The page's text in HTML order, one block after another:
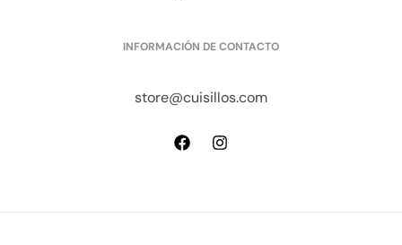
INFORMACIÓN DE CONTACTO
store@cuisillos.com